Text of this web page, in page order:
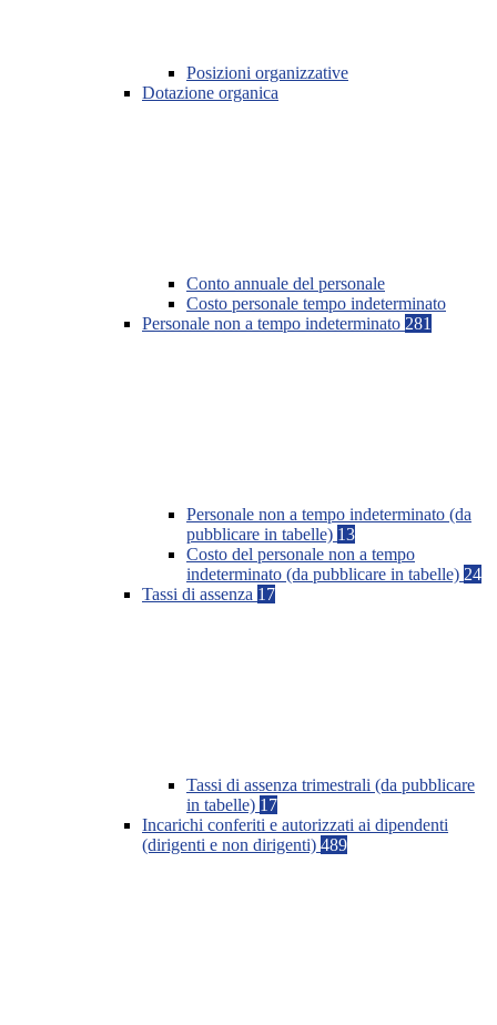
Posizioni organizzative
Dotazione organica
Conto annuale del personale
Costo personale tempo indeterminato
Personale non a tempo indeterminato 281
Personale non a tempo indeterminato (da
pubblicare in tabelle) 13
Costo del personale non a tempo
indeterminato (da pubblicare in tabelle) 24
Tassi di assenza 17
Tassi di assenza trimestrali (da pubblicare
in tabelle) 17
Incarichi conferiti e autorizzati ai dipendenti
(dirigenti e non dirigenti) 489